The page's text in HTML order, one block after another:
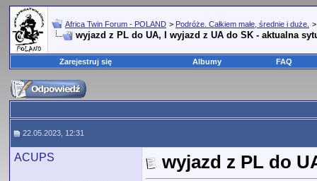
Africa Twin Forum - POLAND > Podróże. Całkiem małe, średnie i duże.
wyjazd z PL do UA, I wyjazd z UA do SK - aktualna
Zarejestruj się Albumy FAQ
22.05.2023, 12:31
ACUPS wyjazd z PL do